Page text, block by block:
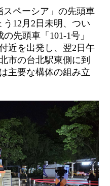
ペーシア」の先頭車
12 月 2 日未明、つい
の先頭車「 101-1号」
近を出発し、翌2 日午
市の台北駅東側に到
主要な構体の組み立